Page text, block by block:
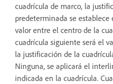
cuadrícula de marco, la
predeterminada se establece
valor entre el centro de la
cuadrícula siguiente será el
la justificación de la
Ninguna, se aplicará el
indicada en la cuadrícula.